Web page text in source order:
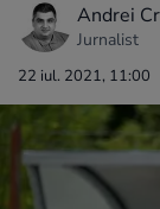
Andrei
Jurnalist
22 iul. 2021, 11:00